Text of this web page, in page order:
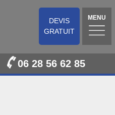
DEVIS
GRATUIT
MENU
06 28 56 62 85